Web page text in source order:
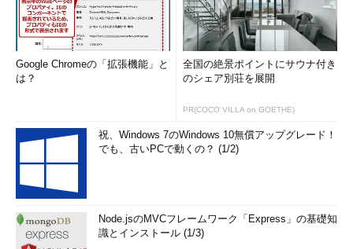
Google Chromeの「拡張機能」と
は？
全国の絶景ポイントにサウナ付き
のシェア別荘を展開
PR(COCO VILLA on GOETHE)
祝、Windows 7のWindows 10無償アップグレード！
でも、古いPCで動くの？ (1/2)
Node.jsのMVCフレームワーク「Express」の基礎知
識とインストール (1/3)